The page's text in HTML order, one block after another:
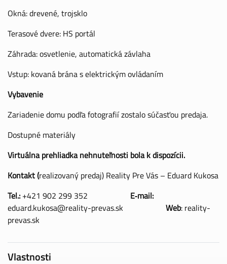
Okná: drevené, trojsklo
Terasové dvere: HS portál
Záhrada: osvetlenie, automatická závlaha
Vstup: kovaná brána s elektrickým ovládaním
Vybavenie
Zariadenie domu podľa fotografií zostalo súčasťou predaja.
Dostupné materiály
Virtuálna prehliadka nehnuteľnosti bola k dispozícii.
Kontakt (realizovaný predaj) Reality Pre Vás – Eduard Kukosa
Tel.: +421 902 299 352 E‑mail:
eduard.kukosa@reality-prevas.sk
Web: reality-
prevas.sk
Vlastnosti